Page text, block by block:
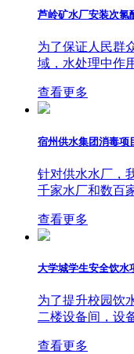
芦岭矿水厂安装次氯
为了保证人民群
域，水处理中作
查看更多
宿州供水集团消毒项
针对供水水厂，
千家水厂和数百
查看更多
大学城学生安全饮水
为了提升校园饮
二楼设备间，设
查看更多